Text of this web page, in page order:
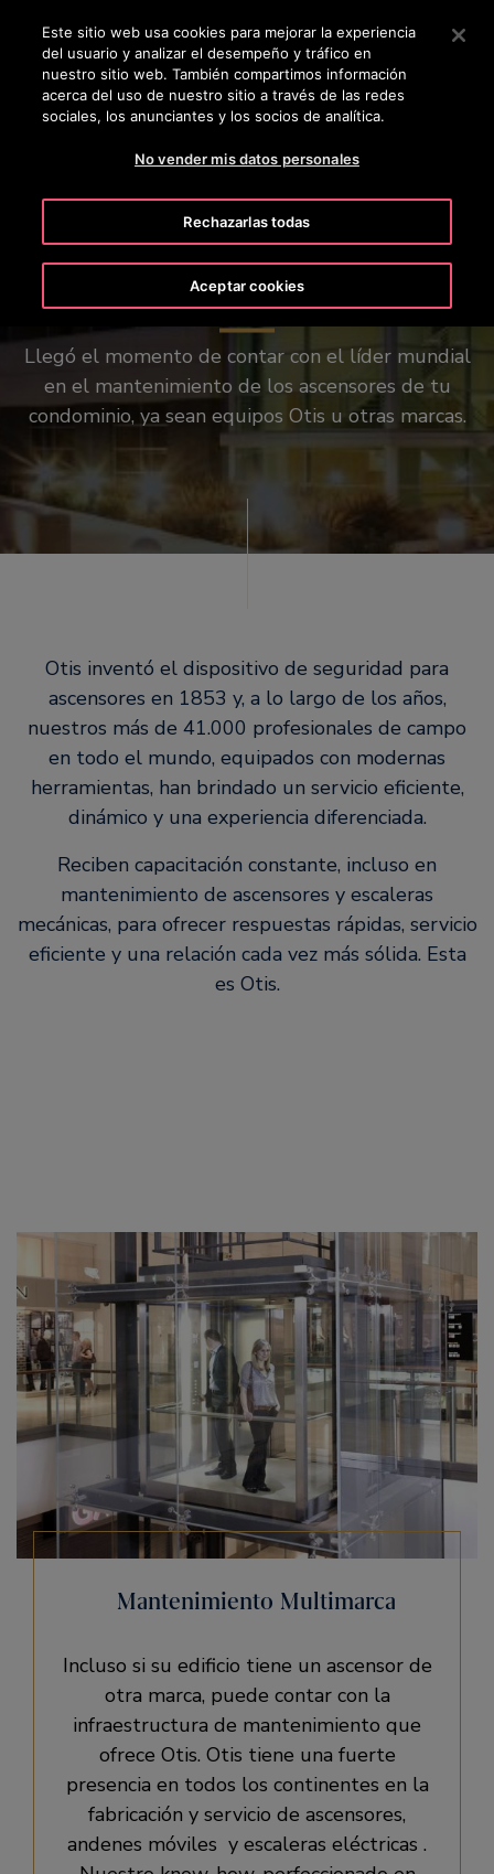
Pulse Intro para saltar al contenido principal
BUSCAR
Experiencia en Servicios
Multimarca
Llegó el momento de contar con el líder mundial
en el mantenimiento de los ascensores de tu
condominio, ya sean equipos Otis u otras marcas.
Otis inventó el dispositivo de seguridad para
ascensores en 1853 y, a lo largo de los años,
nuestros más de 41.000 profesionales de campo
en todo el mundo, equipados con modernas
herramientas, han brindado un servicio eficiente,
dinámico y una experiencia diferenciada.
Reciben capacitación constante, incluso en
mantenimiento de ascensores y escaleras
mecánicas, para ofrecer respuestas rápidas, servicio
eficiente y una relación cada vez más sólida. Esta
es Otis.
Mantenimiento Multimarca
Incluso si su edificio tiene un ascensor de
otra marca, puede contar con la
infraestructura de mantenimiento que
ofrece Otis. Otis tiene una fuerte
presencia en todos los continentes en la
fabricación y servicio de ascensores,
andenes móviles y escaleras eléctricas .
Este sitio web usa cookies para mejorar la experiencia
del usuario y analizar el desempeño y tráfico en
nuestro sitio web. También compartimos información
acerca del uso de nuestro sitio a través de las redes
sociales, los anunciantes y los socios de analítica.
No vender mis datos personales
Rechazarlas todas
Aceptar cookies